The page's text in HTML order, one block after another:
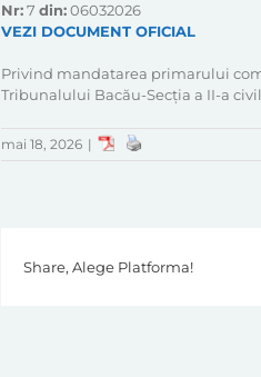
Nr:7 din:06032026
VEZI DOCUMENT OFICIAL
Privind mandatarea primarului
Tribunalului Bacău-Secția a II-a
mai 18, 2026 |
Share, Alege Platforma!